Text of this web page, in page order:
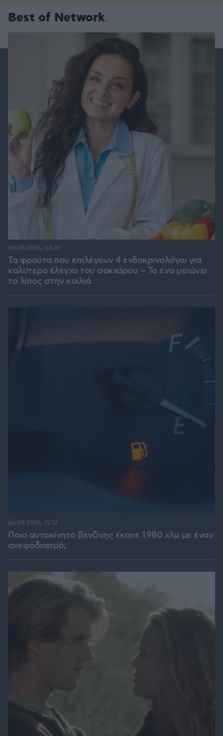
Best of Network
Τα φρούτα που επιλέγουν 4 ενδοκρινολόγοι για
καλύτερο έλεγχο του σακχάρου – Το ένα μειώνει
το λίπος στην κοιλιά
06.08.2026, 08:01
Ποιο αυτοκίνητο βενζίνης έκανε 1.980 χλμ με έναν
ανεφοδιασμό;
06.08.2026, 19:12